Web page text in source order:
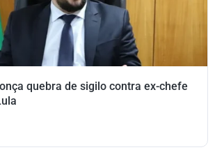
quebra de sigilo contra ex-chefe